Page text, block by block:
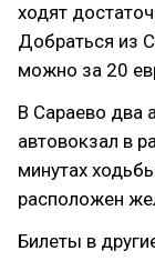
ходят
Добраться из
можно за 20
В Сараево два
автовокзал в
минутах
расположен
Билеты в